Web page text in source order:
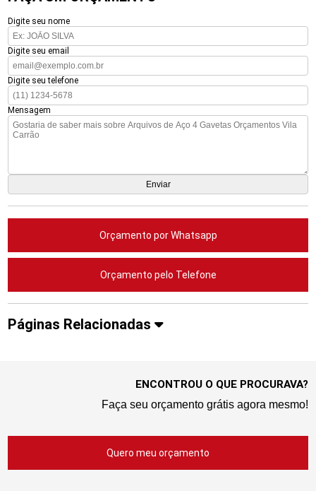
Digite seu nome
Digite seu email
Digite seu telefone
Mensagem
Orçamento por Whatsapp
Orçamento pelo Telefone
Páginas Relacionadas
ENCONTROU O QUE PROCURAVA?
Faça seu orçamento grátis agora mesmo!
Quero meu orçamento